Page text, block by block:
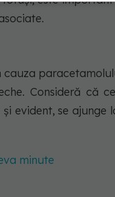
Consideră că
evident, se ajunge
minute